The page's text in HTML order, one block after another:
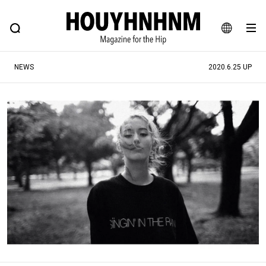
JA
EN
FEATURE BLOG SNAP
ヒップなファッション、カルチャー、ライフスタイルWEBマガジン
#注目のタグ
#SHOPPING ADDICT #憧れの逸品
#ESSENTIAL DESIGNS #古着サミット
#NEW VINTAGE #マイナーグッド図鑑
#路地裏てぃーん。 #MONTHLY JOURNAL
#GH 銘品の所以 #フイナムのYouTube
#Commune H #FOCUS IT #AH.H
#ととけん #FASHION #MUSIC #MOVIE
NEWS 2020.6.25 UP